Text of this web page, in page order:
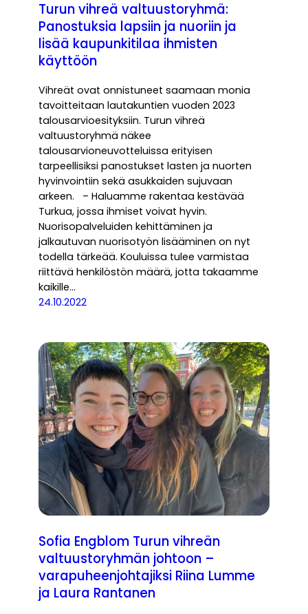
Turun vihreä valtuustoryhmä:
Panostuksia lapsiin ja nuoriin ja
lisää kaupunkitilaa ihmisten
käyttöön
Vihreät ovat onnistuneet saamaan monia
tavoitteitaan lautakuntien vuoden 2023
talousarvioesityksiin. Turun vihreä
valtuustoryhmä näkee
talousarvioneuvotteluissa erityisen
tarpeellisiksi panostukset lasten ja nuorten
hyvinvointiin sekä asukkaiden sujuvaan
arkeen. – Haluamme rakentaa kestävää
Turkua, jossa ihmiset voivat hyvin.
Nuorisopalveluiden kehittäminen ja
jalkautuvan nuorisotyön lisääminen on nyt
todella tärkeää. Kouluissa tulee varmistaa
riittävä henkilöstön määrä, jotta takaamme
kaikille…
24.10.2022
Sofia Engblom Turun vihreän
valtuustoryhmän johtoon –
varapuheenjohtajiksi Riina Lumme
ja Laura Rantanen